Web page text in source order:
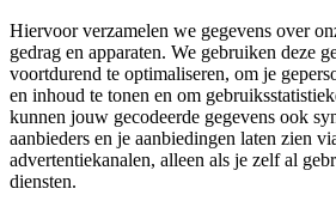
Hiervoor verzamelen we gegevens over
gedrag en apparaten. We gebruiken deze
voortdurend te optimaliseren, om je
en inhoud te tonen en om
kunnen jouw gecodeerde gegevens ook
aanbieders en je aanbiedingen laten zien
advertentiekanalen, alleen als je zelf al
diensten.